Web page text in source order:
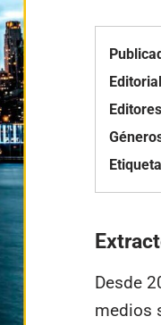
Desde
medios